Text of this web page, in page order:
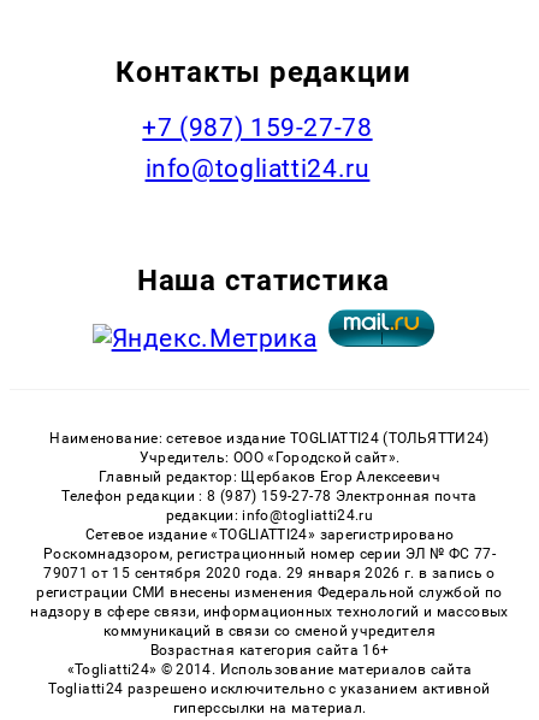
Контакты редакции
+7 (987) 159-27-78
info@togliatti24.ru
Наша статистика
Наименование: сетевое издание TOGLIATTI24 (ТОЛЬЯТТИ24)
Учредитель: ООО «Городской сайт».
Главный редактор: Щербаков Егор Алексеевич
Телефон редакции : 8 (987) 159-27-78 Электронная почта
редакции: info@togliatti24.ru
Сетевое издание «TOGLIATTI24» зарегистрировано
Роскомнадзором, регистрационный номер серии ЭЛ № ФС 77-
79071 от 15 сентября 2020 года. 29 января 2026 г. в запись о
регистрации СМИ внесены изменения Федеральной службой по
надзору в сфере связи, информационных технологий и массовых
коммуникаций в связи со сменой учредителя
Возрастная категория сайта 16+
«Togliatti24» © 2014. Использование материалов сайта
Togliatti24 разрешено исключительно с указанием активной
гиперссылки на материал.